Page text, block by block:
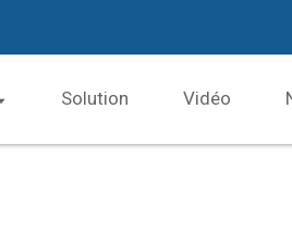
Solution Vidéo